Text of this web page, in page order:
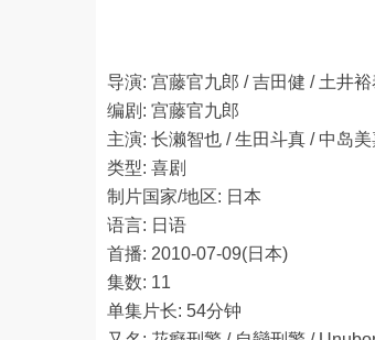
导演: 宫藤官九郎 / 吉田健 / 土井
编剧: 宫藤官九郎
主演: 长濑智也 / 生田斗真 / 中岛
类型: 喜剧
制片国家/地区: 日本
语言: 日语
首播: 2010-07-09(日本)
集数: 11
单集片长: 54分钟